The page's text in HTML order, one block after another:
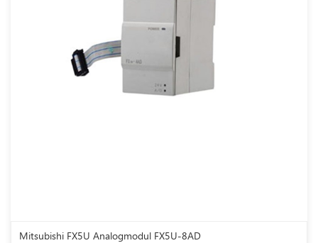
Mitsubishi FX5U Analogmodul FX5U-8AD